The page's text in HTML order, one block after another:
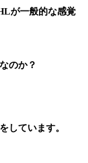
が一般的な感覚
のか？
しています。